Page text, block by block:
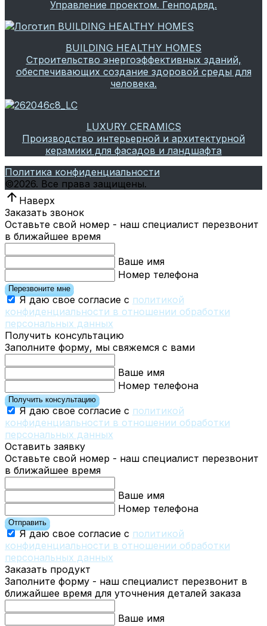
Управление проектом. Генподряд.
BUILDING HEALTHY HOMES
Строительство энергоэффективных зданий,
обеспечивающих создание здоровой среды для
человека.
LUXURY CERAMICS
Производство интерьерной и архитектурной
керамики для фасадов и ландшафта
Политика конфиденциальности
©2026. Все права защищены.
Наверх
Заказать звонок
Оставьте свой номер - наш специалист перезвонит
в ближайшее время
Ваше имя
Номер телефона
Перезвоните мне
Я даю свое согласие с политикой
конфиденциальности в отношении обработки
персональных данных
Получить консультацию
Заполните форму, мы свяжемся с вами
Ваше имя
Номер телефона
Получить консультацию
Я даю свое согласие с политикой
конфиденциальности в отношении обработки
персональных данных
Оставить заявку
Оставьте свой номер - наш специалист перезвонит
в ближайшее время
Ваше имя
Номер телефона
Отправить
Я даю свое согласие с политикой
конфиденциальности в отношении обработки
персональных данных
Заказать продукт
Заполните форму - наш специалист перезвонит в
ближайшее время для уточнения деталей заказа
Ваше имя